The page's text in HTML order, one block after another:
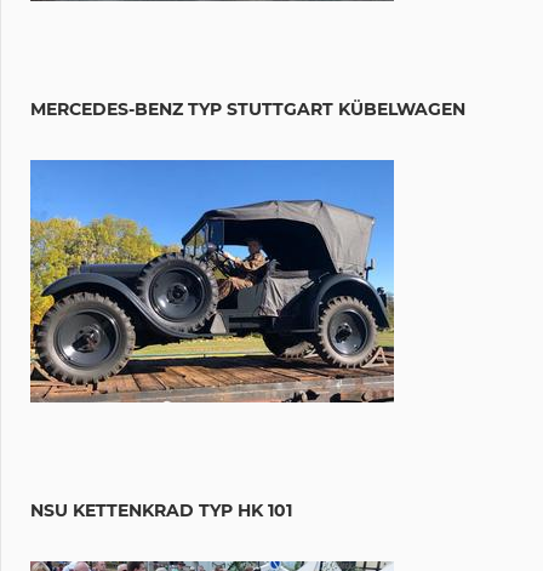
MERCEDES-BENZ TYP STUTTGART KÜBELWAGEN
NSU KETTENKRAD TYP HK 101